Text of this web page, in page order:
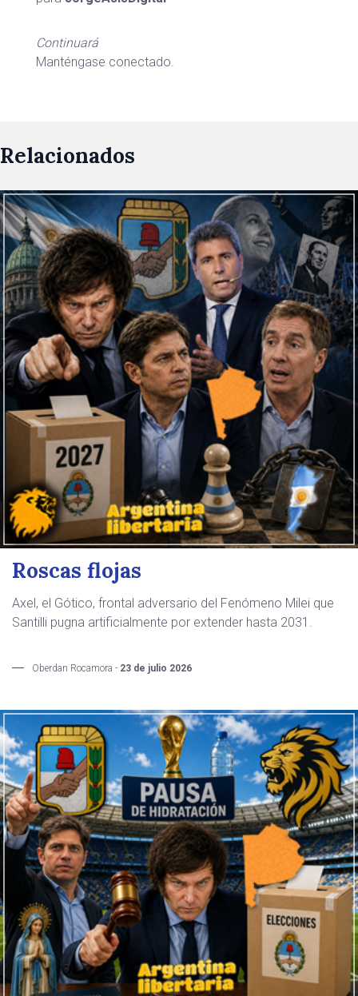
Continuará
Manténgase conectado.
Relacionados
Roscas flojas
Axel, el Gótico, frontal adversario del Fenómeno Milei que
Santilli pugna artificialmente por extender hasta 2031.
Oberdan Rocamora - 23 de julio 2026